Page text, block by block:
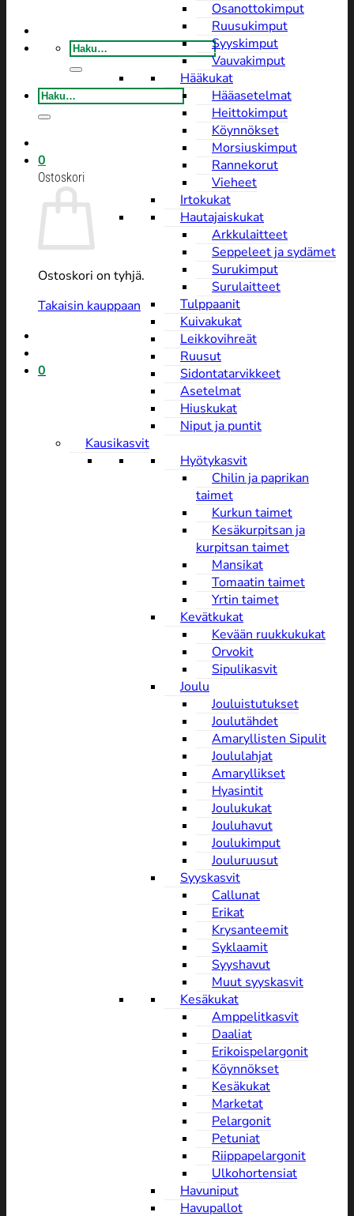
Etsi:
Etsi:
0
Ostoskori
Ostoskori on tyhjä.
Takaisin kauppaan
0
Osanottokimput
Ruusukimput
Syyskimput
Vauvakimput
Hääkukat
Hääasetelmat
Heittokimput
Köynnökset
Morsiuskimput
Rannekorut
Vieheet
Irtokukat
Hautajaiskukat
Arkkulaitteet
Seppeleet ja sydämet
Surukimput
Surulaitteet
Tulppaanit
Kuivakukat
Leikkovihreät
Ruusut
Sidontatarvikkeet
Asetelmat
Hiuskukat
Niput ja puntit
Kausikasvit
Hyötykasvit
Chilin ja paprikan
taimet
Kurkun taimet
Kesäkurpitsan ja
kurpitsan taimet
Mansikat
Tomaatin taimet
Yrtin taimet
Kevätkukat
Kevään ruukkukukat
Orvokit
Sipulikasvit
Joulu
Jouluistutukset
Joulutähdet
Amaryllisten Sipulit
Joululahjat
Amaryllikset
Hyasintit
Joulukukat
Jouluhavut
Joulukimput
Jouluruusut
Syyskasvit
Callunat
Erikat
Krysanteemit
Syklaamit
Syyshavut
Muut syyskasvit
Kesäkukat
Amppelitkasvit
Daaliat
Erikoispelargonit
Köynnökset
Kesäkukat
Marketat
Pelargonit
Petuniat
Riippapelargonit
Ulkohortensiat
Havuniput
Havupallot